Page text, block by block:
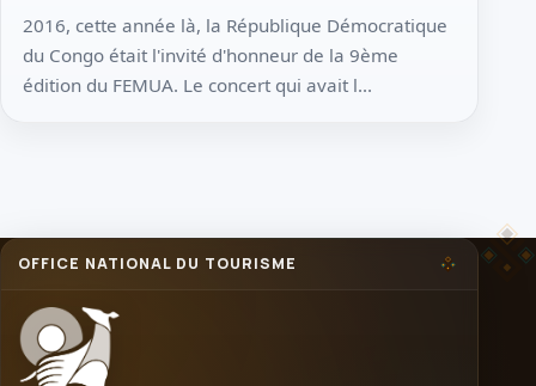
2016, cette année là, la République Démocratique
du Congo était l'invité d'honneur de la 9ème
édition du FEMUA. Le concert qui avait l...
OFFICE NATIONAL DU TOURISME